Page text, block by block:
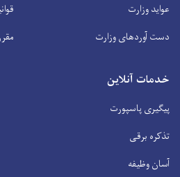
عواید وزارت
دست آوردهای وزارت
خدمات آنلاین
پیگیری پاسپورت
تذکره برقی
آسان وظیفه